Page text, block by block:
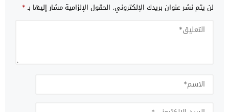
لن يتم نشر عنوان بريدك الإلكتروني. الحقول الإلزامية مشار إليها بـ*